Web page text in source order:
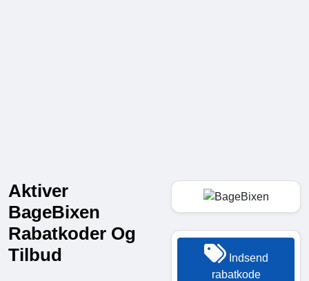
Aktiver
BageBixen
Rabatkoder Og
Tilbud
Indsend
rabatkode